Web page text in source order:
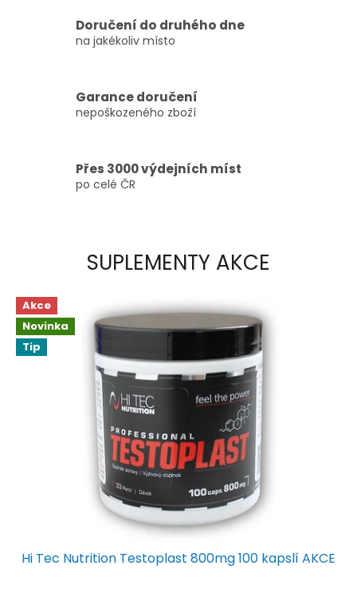
Doručení do druhého dne
na jakékoliv místo
Garance doručení
nepoškozeného zboží
Přes 3000 výdejních míst
po celé ČR
SUPLEMENTY AKCE
Akce
Novinka
Tip
Hi Tec Nutrition Testoplast 800mg 100 kapslí AKCE